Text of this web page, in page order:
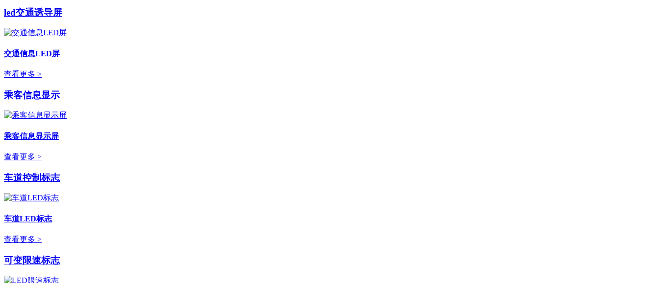
led交通诱导屏
交通信息LED屏
查看更多 >
乘客信息显示
乘客信息显示屏
查看更多 >
车道控制标志
车道LED标志
查看更多 >
可变限速标志